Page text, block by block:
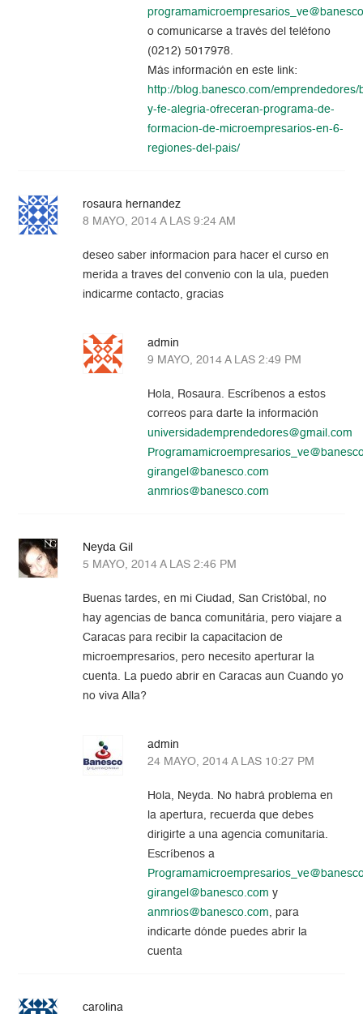
o comunicarse a través del teléfono
(0212) 5017978.
Más información en este link:
http://blog.banesco.com/emprendedores/
y-fe-alegria-ofreceran-programa-de-
formacion-de-microempresarios-en-6-
regiones-del-pais/
rosaura hernandez
8 MAYO, 2014 A LAS 9:24 AM
deseo saber informacion para hacer el curso en
merida a traves del convenio con la ula, pueden
indicarme contacto, gracias
admin
9 MAYO, 2014 A LAS 2:49 PM
Hola, Rosaura. Escríbenos a estos
correos para darte la información
universidademprendedores@gmail.com
girangel@banesco.com
anmrios@banesco.com
Neyda Gil
5 MAYO, 2014 A LAS 2:46 PM
Buenas tardes, en mi Ciudad, San Cristóbal, no
hay agencias de banca comunitária, pero viajare a
Caracas para recibir la capacitacion de
microempresarios, pero necesito aperturar la
cuenta. La puedo abrir en Caracas aun Cuando yo
no viva Alla?
admin
24 MAYO, 2014 A LAS 10:27 PM
Hola, Neyda. No habrá problema en
la apertura, recuerda que debes
dirigirte a una agencia comunitaria.
Escríbenos a
girangel@banesco.com y
anmrios@banesco.com, para
indicarte dónde puedes abrir la
cuenta
carolina